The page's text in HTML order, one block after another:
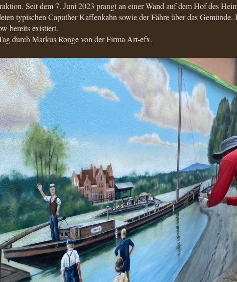
Seit dem 7. Juni 2023 prangt an einer Wand auf dem Hof des
typischen Caputher Kaffenkahn sowie der Fähre über das
bereits existiert.
durch Markus Ronge von der Firma Art-efx.